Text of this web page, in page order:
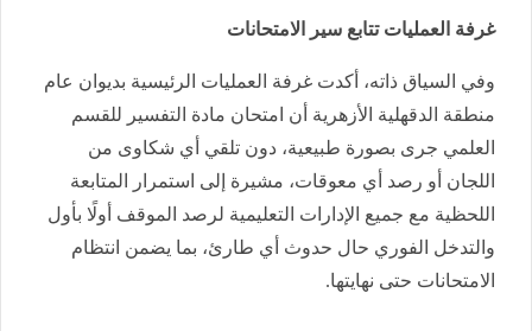
غرفة العمليات تتابع سير الامتحانات
وفي السياق ذاته، أكدت غرفة العمليات الرئيسية بديوان عام
منطقة الدقهلية الأزهرية أن امتحان مادة التفسير للقسم
العلمي جرى بصورة طبيعية، دون تلقي أي شكاوى من
اللجان أو رصد أي معوقات، مشيرة إلى استمرار المتابعة
اللحظية مع جميع الإدارات التعليمية لرصد الموقف أولًا بأول
والتدخل الفوري حال حدوث أي طارئ، بما يضمن انتظام
الامتحانات حتى نهايتها.